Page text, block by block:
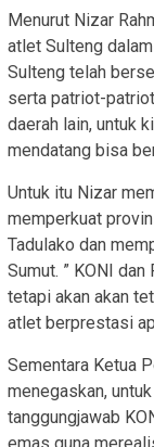
Menurut Nizar
atlet Sulteng
Sulteng telah
serta patriot-
daerah lain, untuk
mendatang bisa
Untuk itu Nizar
memperkuat
Tadulako dan
Sumut. ” KONI
tetapi akan akan
atlet berprestasi
Sementara Ketua
menegaskan,
tanggungjawab